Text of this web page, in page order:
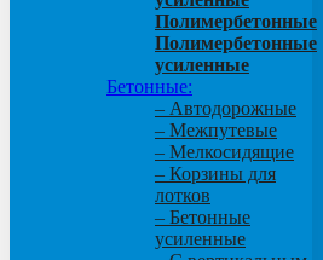
Полимербетонные
Полимербетонные
усиленные
Бетонные:
– Автодорожные
– Межпутевые
– Мелкосидящие
– Корзины для
лотков
– Бетонные
усиленные